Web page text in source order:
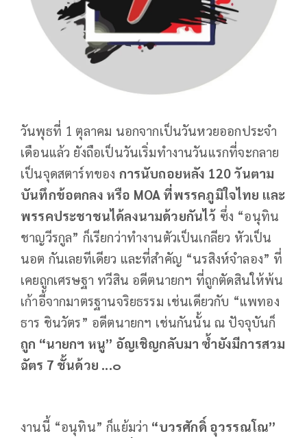
วันพุธที่ 1 ตุลาคม นอกจากเป็นวันหวยออกประจำ
เดือนแล้ว ยังถือเป็นวันเริ่มทำงานวันแรกที่จะกลาย
เป็นจุดสตาร์ทของ การนับถอยหลัง 120 วันตาม
บันทึกข้อตกลง หรือ MOA ที่พรรคภูมิใจไทย และ
พรรคประชาชนได้ลงนามด้วยกันไว้ ซึ่ง “อนุทิน
ชาญวีรกูล” ก็เรียกว่าทำงานตัวเป็นเกลียว หัวเป็น
นอต กันเลยทีเดียว และที่สำคัญ “นรสิงห์จำลอง” ที่
เคยถูกเศรษฐา ทวีสิน อดีตนายกฯ ที่ถูกตัดสินให้พ้น
เก้าอี้จากมาตรฐานจริยธรรม เช่นเดียวกับ “แพทอง
ธาร ชินวัตร” อดีตนายกฯ เช่นกันนั้น ณ ปัจจุบันก็
ถูก “นายกฯ หนู” อัญเชิญกลับมา ซ้ำยังมีการสวม
ฉัตร 7 ชั้นด้วย ...๐
งานนี้ “อนุทิน” ก็แย้มว่า “บวรศักดิ์ อุวรรณโณ”